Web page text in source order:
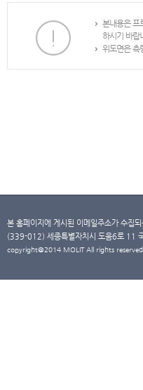
본내용은 프
하시기 바랍
위도면은 측
본 홈페이지에 게시된 이메일주소가 수집
(339-012) 세종특별자치시 도움6로 11
copyright@2014 MOLIT All rights reserved.